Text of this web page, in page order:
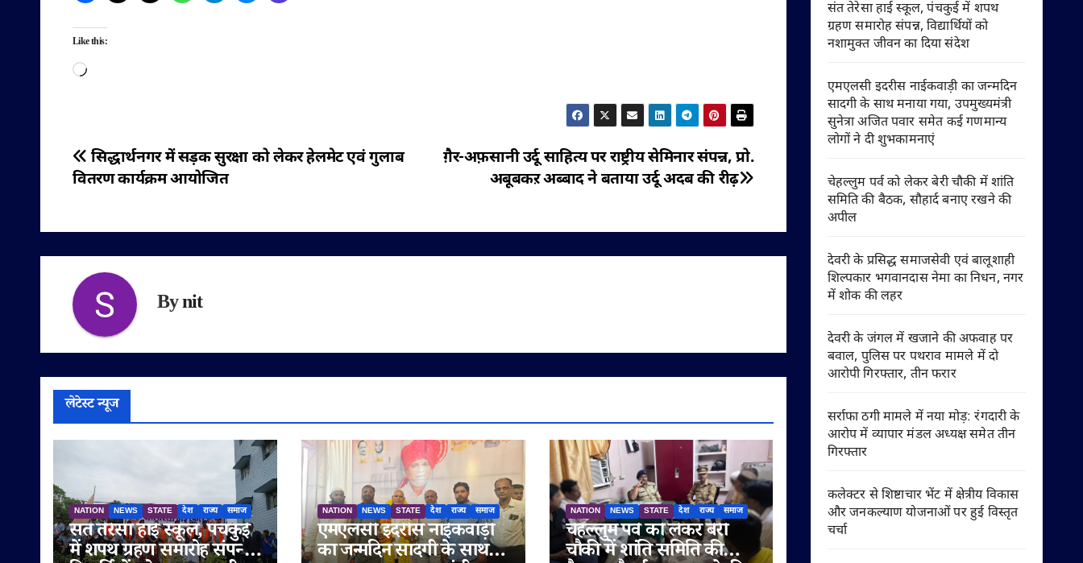
Like this:
Loading…
पोस्ट
नेविगेशन
ग़ैर-अफ़सानी उर्दू साहित्य पर राष्ट्रीय सेमिनार संपन्न, प्रो.
अबूबकऱ अब्बाद ने बताया उर्दू अदब की रीढ़
सिद्धार्थनगर में सड़क सुरक्षा को लेकर हेलमेट एवं गुलाब
वितरण कार्यक्रम आयोजित
Bynit
लेटेस्ट न्यूज
NATION NEWS STATE देश राज्य समाज
संत तेरेसा हाई स्कूल, पंचकुई
में शपथ ग्रहण समारोह संपन्न,
NATION NEWS STATE देश राज्य समाज
एमएलसी इदरीस नाईकवाड़ी
का जन्मदिन सादगी के साथ
NATION NEWS STATE देश राज्य समाज
चेहल्लुम पर्व को लेकर बेरी
चौकी में शांति समिति की
संत तेरेसा हाई स्कूल, पंचकुई में शपथ
ग्रहण समारोह संपन्न, विद्यार्थियों को
नशामुक्त जीवन का दिया संदेश
एमएलसी इदरीस नाईकवाड़ी का जन्मदिन
सादगी के साथ मनाया गया, उपमुख्यमंत्री
सुनेत्रा अजित पवार समेत कई गणमान्य
लोगों ने दी शुभकामनाएं
चेहल्लुम पर्व को लेकर बेरी चौकी में शांति
समिति की बैठक, सौहार्द बनाए रखने की
अपील
देवरी के प्रसिद्ध समाजसेवी एवं बालूशाही
शिल्पकार भगवानदास नेमा का निधन, नगर
में शोक की लहर
देवरी के जंगल में खजाने की अफवाह पर
बवाल, पुलिस पर पथराव मामले में दो
आरोपी गिरफ्तार, तीन फरार
सर्राफा ठगी मामले में नया मोड़: रंगदारी के
आरोप में व्यापार मंडल अध्यक्ष समेत तीन
गिरफ्तार
कलेक्टर से शिष्टाचार भेंट में क्षेत्रीय विकास
और जनकल्याण योजनाओं पर हुई विस्तृत
चर्चा